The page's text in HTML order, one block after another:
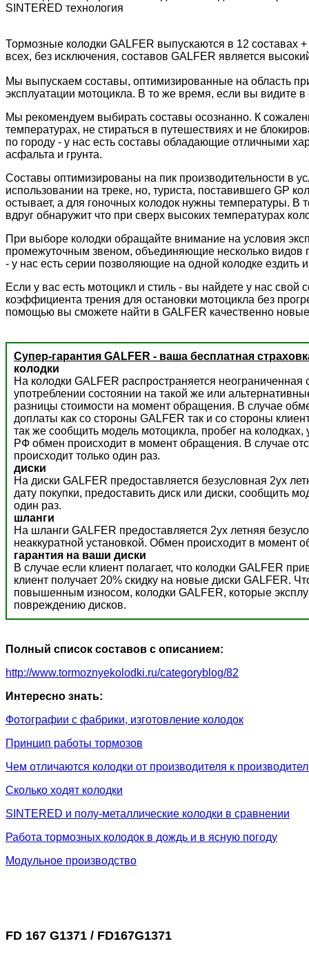
SINTERED технология
Тормозные колодки GALFER выпускаются в 12 составах
всех, без исключения, составов GALFER является
Мы выпускаем составы, оптимизированные на область
эксплуатации мотоцикла. В то же время, если вы видите
Мы рекомендуем выбирать составы осознанно. К
температурах, не стираться в путешествиях и не
по городу - у нас есть составы обладающие отличными
асфальта и грунта.
Составы оптимизированы на пик производительности в
использовании на треке, но, туриста, поставившего GP
остывает, а для гоночных колодок нужны температуры. В
вдруг обнаружит что при сверх высоких температурах
При выборе колодки обращайте внимание на условия
промежуточным звеном, объединяющие несколько видов
- у нас есть серии позволяющие на одной колодке ездить
Если у вас есть мотоцикл и стиль - вы найдете у нас
коэффициента трения для остановки мотоцикла без
помощью вы сможете найти в GALFER качественно
Супер-гарантия GALFER - ваша бесплатная
колодки
На колодки GALFER распространяется
употреблении состоянии на такой же или
разницы стоимости на момент обращения. В случае
доплаты как со стороны GALFER так и со стороны
так же сообщить модель мотоцикла, пробег на
РФ обмен происходит в момент обращения. В случае
происходит только один раз.
диски
На диски GALFER предоставляется безусловная 2ух
дату покупки, предоставить диск или диски, сообщить
один раз.
шланги
На шланги GALFER предоставляется 2ух летняя
неаккуратной установкой. Обмен происходит в момент
гарантия на ваши диски
В случае если клиент полагает, что колодки GALFER
клиент получает 20% скидку на новые диски GALFER.
повышенным износом, колодки GALFER, которые
повреждению дисков.
Полный список составов с описанием:
http://www.tormoznyekolodki.ru/categoryblog/82
Интересно знать:
Фотографии с фабрики, изготовление колодок
Принцип работы тормозов
Чем отличаются колодки от производителя к
Сколько ходят колодки
SINTERED и полу-металлические колодки в сравнении
Работа тормозных колодок в дождь и в ясную погоду
Модульное производство
FD 167 G1371 / FD167G1371